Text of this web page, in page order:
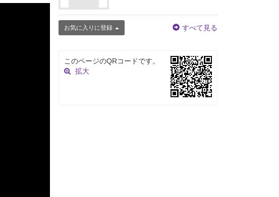
お気に入りに登録 すべて見る
このページのQRコードです。
拡大